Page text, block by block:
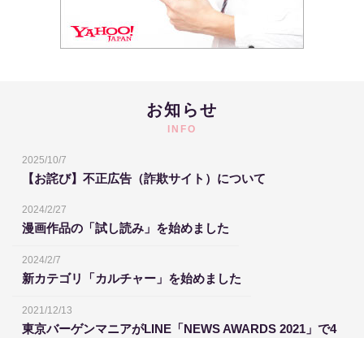
お知らせ
INFO
2025/10/7
【お詫び】不正広告（詐欺サイト）について
2024/2/27
漫画作品の「試し読み」を始めました
2024/2/7
新カテゴリ「カルチャー」を始めました
2021/12/13
東京バーゲンマニアがLINE「NEWS AWARDS 2021」で4